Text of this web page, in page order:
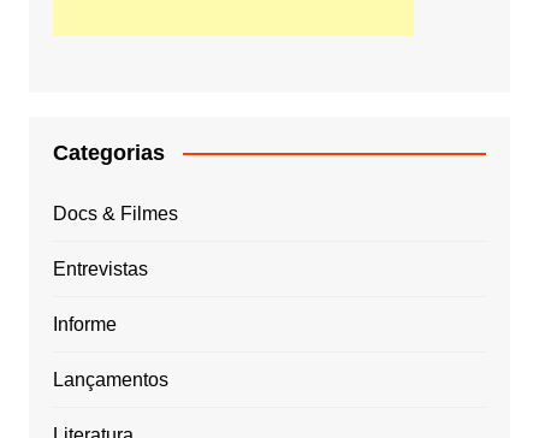
Categorias
Docs & Filmes
Entrevistas
Informe
Lançamentos